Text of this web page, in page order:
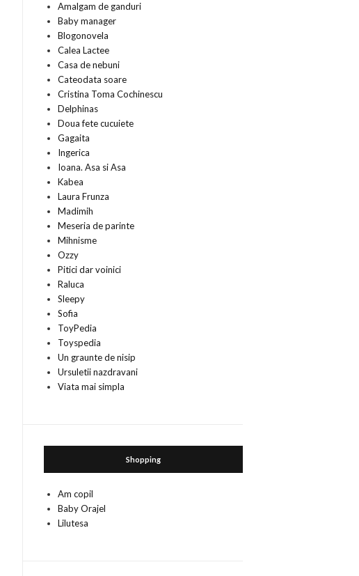
Amalgam de ganduri
Baby manager
Blogonovela
Calea Lactee
Casa de nebuni
Cateodata soare
Cristina Toma Cochinescu
Delphinas
Doua fete cucuiete
Gagaita
Ingerica
Ioana. Asa si Asa
Kabea
Laura Frunza
Madimih
Meseria de parinte
Mihnisme
Ozzy
Pitici dar voinici
Raluca
Sleepy
Sofia
ToyPedia
Toyspedia
Un graunte de nisip
Ursuletii nazdravani
Viata mai simpla
Shopping
Am copil
Baby Orajel
Lilutesa